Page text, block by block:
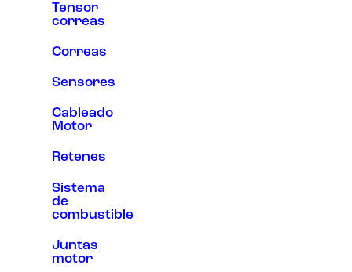
Tensor
correas
Correas
Sensores
Cableado
Motor
Retenes
Sistema
de
combustible
Juntas
motor
Al compartir tus
comportamiento
mientras visitas
aumentas la
posibilidad de
ofertas
personalizados.